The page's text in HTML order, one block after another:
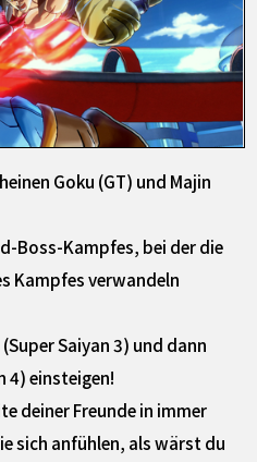
Goku (GT) und Majin
Boss-Kampfes, bei der die
Kampfes verwandeln
Saiyan 3) und dann
4) einsteigen!
deiner Freunde in immer
sich anfühlen, als wärst du